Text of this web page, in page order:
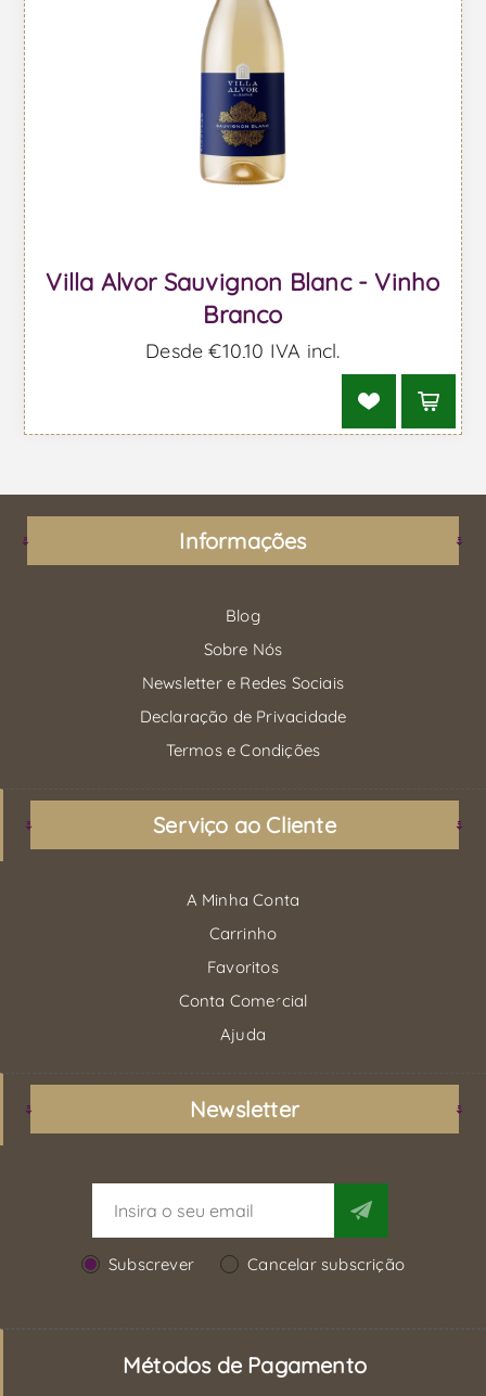
Villa Alvor Sauvignon Blanc - Vinho
Branco
Desde €10,10 IVA incl.
Informações
Blog
Sobre Nós
Newsletter e Redes Sociais
Declaração de Privacidade
Termos e Condições
Serviço ao Cliente
A Minha Conta
Carrinho
Favoritos
Conta Comercial
Ajuda
Newsletter
Subscrever Cancelar subscrição
Métodos de Pagamento